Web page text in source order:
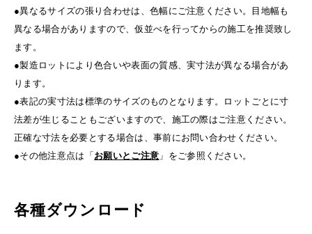
●異なるサイズの張り合わせは、色幅にご注意ください。目地幅も
異なる場合がありますので、仮並べを行ってからの施工を推奨致し
ます。
●製造ロットにより色合いや表面の質感、実寸法が異なる場合があ
ります。
●表記の実寸法は標準のサイズのものとなります。ロットごとに寸
法差が生じることもございますので、施工の際はご注意ください。
正確な寸法を必要とする場合は、事前にお問い合わせください。
●その他注意点は「お願いとご注意 」をご参照ください。
各種ダウンロード